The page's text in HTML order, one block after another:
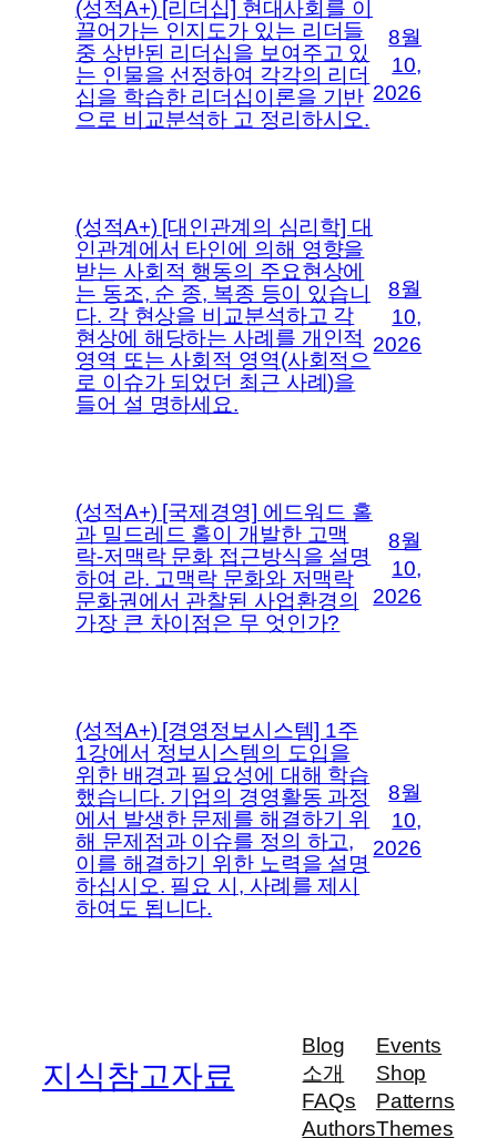
(성적A+) [리더십] 현대사회를 이
끌어가는 인지도가 있는 리더들
중 상반된 리더십을 보여주고 있
는 인물을 선정하여 각각의 리더
십을 학습한 리더십이론을 기반
으로 비교분석하 고 정리하시오.
8월
10,
2026
(성적A+) [대인관계의 심리학] 대
인관계에서 타인에 의해 영향을
받는 사회적 행동의 주요현상에
는 동조, 순 종, 복종 등이 있습니
다. 각 현상을 비교분석하고 각
현상에 해당하는 사례를 개인적
영역 또는 사회적 영역(사회적으
로 이슈가 되었던 최근 사례)을
들어 설 명하세요.
8월
10,
2026
(성적A+) [국제경영] 에드워드 홀
과 밀드레드 홀이 개발한 고맥
락-저맥락 문화 접근방식을 설명
하여 라. 고맥락 문화와 저맥락
문화권에서 관찰된 사업환경의
가장 큰 차이점은 무 엇인가?
8월
10,
2026
(성적A+) [경영정보시스템] 1주
1강에서 정보시스템의 도입을
위한 배경과 필요성에 대해 학습
했습니다. 기업의 경영활동 과정
에서 발생한 문제를 해결하기 위
해 문제점과 이슈를 정의 하고,
이를 해결하기 위한 노력을 설명
하십시오. 필요 시, 사례를 제시
하여도 됩니다.
8월
10,
2026
지식참고자료
Blog
소개
FAQs
Authors
Events
Shop
Patterns
Themes